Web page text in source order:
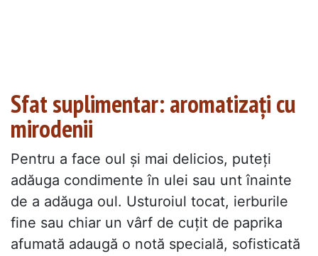
Sfat suplimentar: aromatizați cu
mirodenii
Pentru a face oul și mai delicios, puteți
adăuga condimente în ulei sau unt înainte
de a adăuga oul. Usturoiul tocat, ierburile
fine sau chiar un vârf de cuțit de paprika
afumată adaugă o notă specială, sofisticată